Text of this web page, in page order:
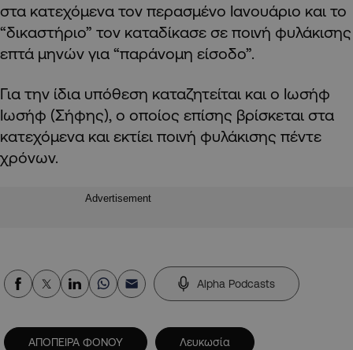
στα κατεχόμενα τον περασμένο Ιανουάριο και το
“δικαστήριο” τον καταδίκασε σε ποινή φυλάκισης
επτά μηνών για “παράνομη είσοδο”.
Για την ίδια υπόθεση καταζητείται και ο Ιωσήφ
Ιωσήφ (Σήφης), ο οποίος επίσης βρίσκεται στα
κατεχόμενα και εκτίει ποινή φυλάκισης πέντε
χρόνων.
Advertisement
Alpha Podcasts
ΑΠΟΠΕΙΡΑ ΦΟΝΟΥ Λευκωσία